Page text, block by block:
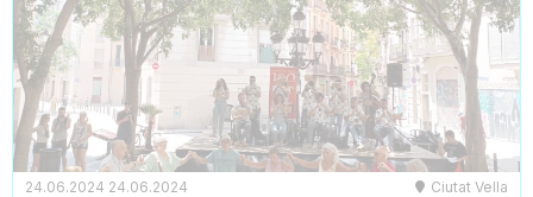
24.06.2024 24.06.2024 Ciutat Vella